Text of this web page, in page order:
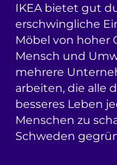
IKEA bietet gut
erschwingliche
Möbel von hoher
Mensch und
mehrere
arbeiten, die alle
besseres Leben
Menschen zu
Schweden